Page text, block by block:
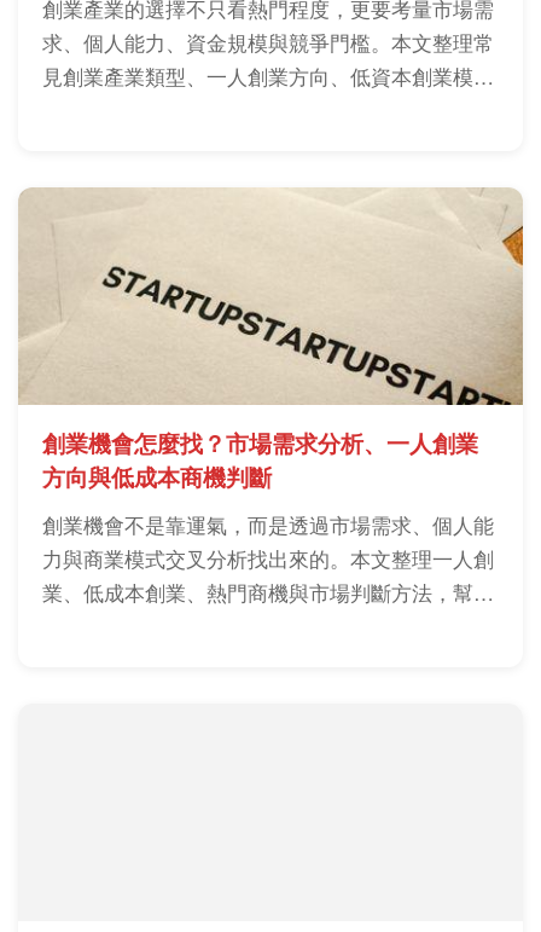
創業產業的選擇不只看熱門程度，更要考量市場需
求、個人能力、資金規模與競爭門檻。本文整理常
見創業產業類型、一人創業方向、低資本創業模式
創業機會怎麼找？市場需求分析、一人創業
方向與低成本商機判斷
創業機會不是靠運氣，而是透過市場需求、個人能
力與商業模式交叉分析找出來的。本文整理一人創
業、低成本創業、熱門商機與市場判斷方法，幫助